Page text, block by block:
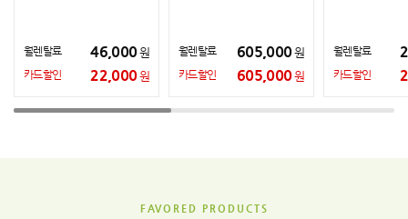
월렌탈료 46,000원
카드할인 22,000원
월렌탈료 605,000원
카드할인 605,000원
월렌탈료
카드할인
FAVORED PRODUCTS